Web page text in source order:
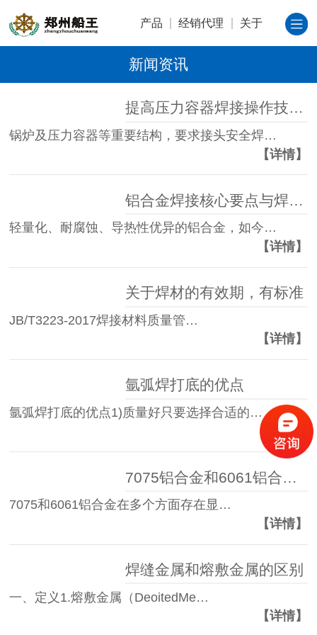
产品 经销代理 关于
新闻资讯
提高压力容器焊接操作技术水平的四大要点
锅炉及压力容器等重要结构，要求接头安全焊…
【详情】
轻量化、耐腐蚀、导热性优异的铝合金，如今…
【详情】
关于焊材的有效期，有标准
JB/T3223-2017焊接材料质量管…
【详情】
氩弧焊打底的优点
氩弧焊打底的优点1)质量好只要选择合适的…
【详情】
7075和6061铝合金在多个方面存在显…
【详情】
焊缝金属和熔敷金属的区别
一、定义1.熔敷金属（DeoitedMe…
【详情】